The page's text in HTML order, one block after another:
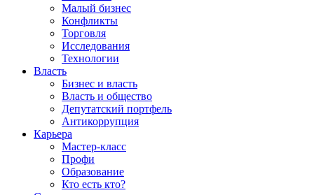
Малый бизнес
Конфликты
Торговля
Исследования
Технологии
Власть
Бизнес и власть
Власть и общество
Депутатский портфель
Антикоррупция
Карьера
Мастер-класс
Профи
Образование
Кто есть кто?